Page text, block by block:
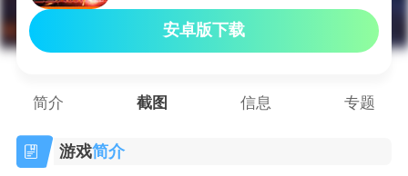
安卓版下载
简介 截图 信息 专题
游戏简介